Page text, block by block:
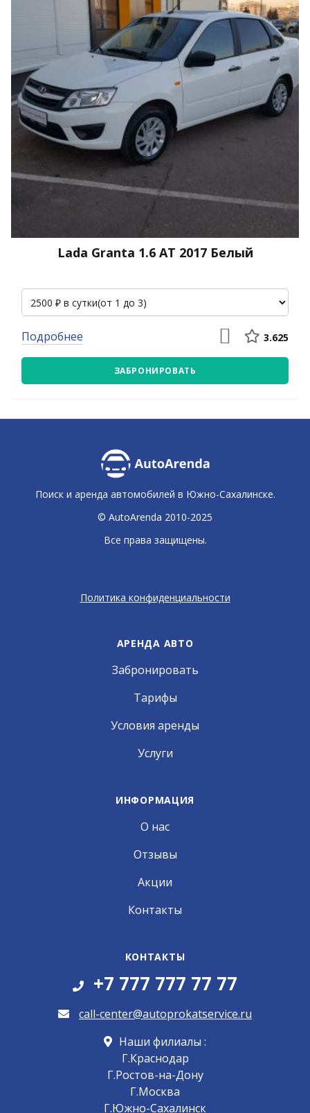
Lada Granta 1.6 АТ 2017 Белый
Подробнее 3.625
ЗАБРОНИРОВАТЬ
Поиск и аренда автомобилей в Южно-Сахалинске.
© AutoArenda 2010-2025
Все права защищены.
Политика конфиденциальности
АРЕНДА АВТО
Забронировать
Тарифы
Условия аренды
Услуги
ИНФОРМАЦИЯ
О нас
Отзывы
Акции
Контакты
КОНТАКТЫ
+7 777 777 77 77
call-center@autoprokatservice.ru
Наши филиалы :
Г.Краснодар
Г.Ростов-на-Дону
Г.Москва
Г.Южно-Сахалинск